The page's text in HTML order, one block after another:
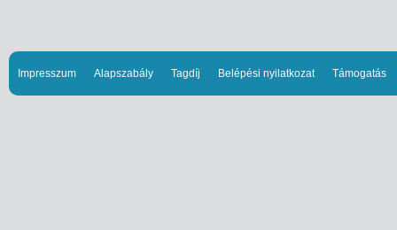
Impresszum Alapszabály Tagdíj Belépési nyilatkozat Támogatás